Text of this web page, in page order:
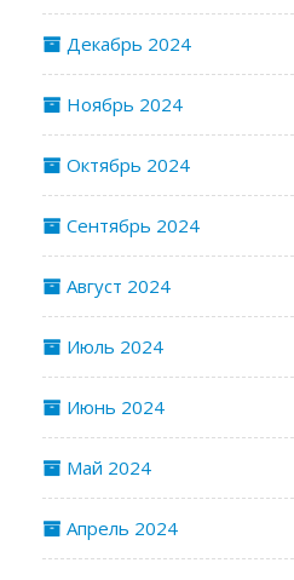
Декабрь 2024
Ноябрь 2024
Октябрь 2024
Сентябрь 2024
Август 2024
Июль 2024
Июнь 2024
Май 2024
Апрель 2024